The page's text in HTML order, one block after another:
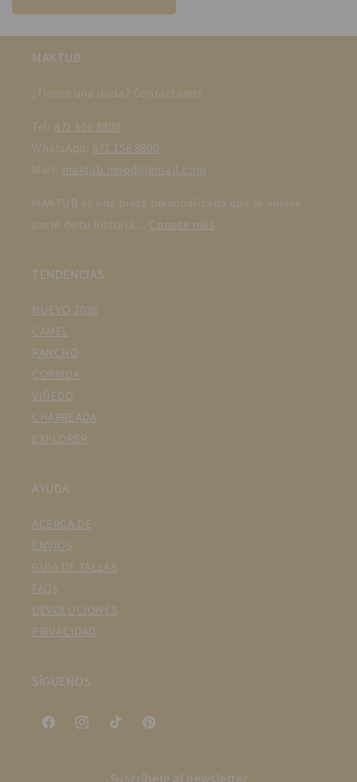
MAKTUB
¿Tienes una duda? Contáctanos
Tel: 871 156 8800
WhatsApp: 871 156 8800
Mail: maktub.mood@gmail.com
MAKTUB es una pieza personalizada que se vuelve
parte de tu historia... Conoce más
TENDENCIAS
NUEVO 2026
CAMEL
RANCHO
CORRIDA
VIÑEDO
CHARREADA
EXPLORER
AYUDA
ACERCA DE
ENVÍOS
GUÍA DE TALLAS
FAQs
DEVOLUCIONES
PRIVACIDAD
SÍGUENOS
FacebookInstagramTikTok Pinterest
Suscríbete al newsletter